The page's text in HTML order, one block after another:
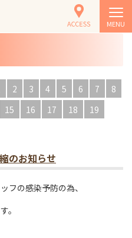
MENU
> スタッフブログ
2 3 4 5 6 7
8
15 16 17 18
19
のお知らせ
フの感染予防の為、
。